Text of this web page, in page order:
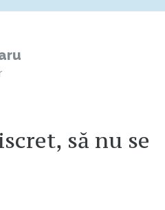
să nu se